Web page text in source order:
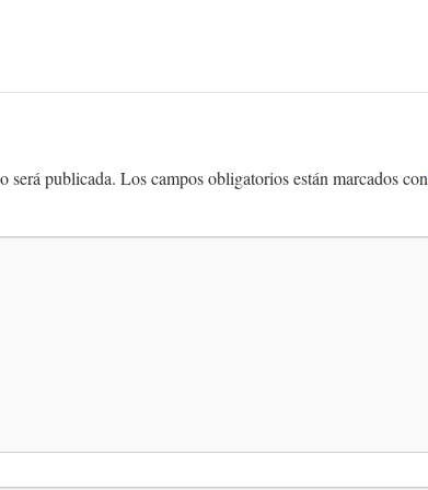
será publicada. Los campos obligatorios están marcados con